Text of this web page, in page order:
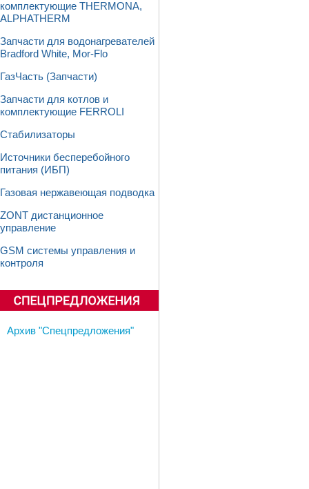
комплектующие THERMONA,
ALPHATHERM
Запчасти для водонагревателей
Bradford White, Mor-Flo
ГазЧасть (Запчасти)
Запчасти для котлов и
комплектующие FERROLI
Стабилизаторы
Источники бесперебойного
питания (ИБП)
Газовая нержавеющая подводка
ZONT дистанционное
управление
GSM системы управления и
контроля
Архив "Спецпредложения"